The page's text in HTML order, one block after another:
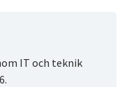
IT och teknik